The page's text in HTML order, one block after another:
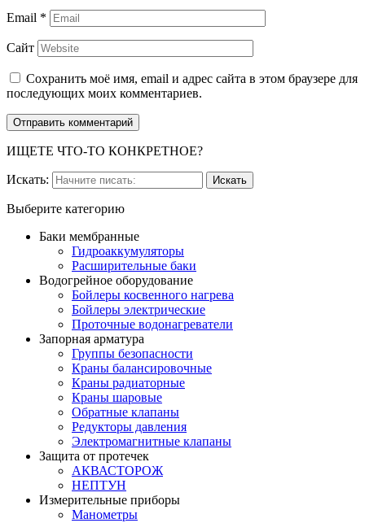
Email *
Сайт
Сохранить моё имя, email и адрес сайта в этом браузере для
последующих моих комментариев.
ИЩЕТЕ ЧТО-ТО КОНКРЕТНОЕ?
Искать:
Выберите категорию
Баки мембранные
Гидроаккумуляторы
Расширительные баки
Водогрейное оборудование
Бойлеры косвенного нагрева
Бойлеры электрические
Проточные водонагреватели
Запорная арматура
Группы безопасности
Краны балансировочные
Краны радиаторные
Краны шаровые
Обратные клапаны
Редукторы давления
Электромагнитные клапаны
Защита от протечек
АКВАСТОРОЖ
НЕПТУН
Измерительные приборы
Манометры